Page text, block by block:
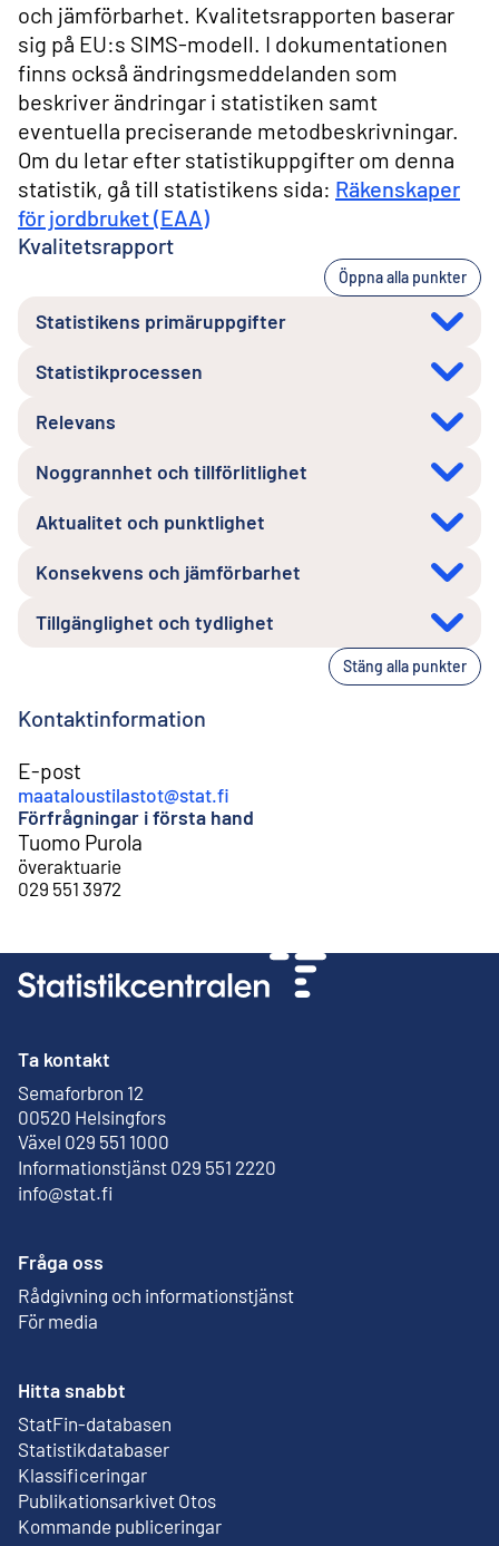
och jämförbarhet. Kvalitetsrapporten baserar
sig på EU:s SIMS-modell. I dokumentationen
finns också ändringsmeddelanden som
beskriver ändringar i statistiken samt
eventuella preciserande metodbeskrivningar.
Om du letar efter statistikuppgifter om denna
statistik, gå till statistikens sida: Räkenskaper
för jordbruket (EAA)
Kvalitetsrapport
Öppna alla punkter
Statistikens primäruppgifter
Statistikprocessen
Relevans
Noggrannhet och tillförlitlighet
Aktualitet och punktlighet
Konsekvens och jämförbarhet
Tillgänglighet och tydlighet
Stäng alla punkter
Kontaktinformation
E-post
maataloustilastot@stat.fi
Förfrågningar i första hand
Tuomo Purola
överaktuarie
029 551 3972
Ta kontakt
Semaforbron 12
00520 Helsingfors
Extern länk
Växel 029 551 1000
Informationstjänst 029 551 2220
info@stat.fi
Fråga oss
Rådgivning och informationstjänst
För media
Hitta snabbt
StatFin-databasen
Extern länk
Statistikdatabaser
Klassificeringar
Publikationsarkivet Otos
Extern länk
Kommande publiceringar